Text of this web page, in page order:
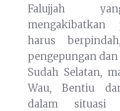
Falujjah
harus
pengepungan
Sudah Selatan,
Wau, Bentiu
dalam situasi